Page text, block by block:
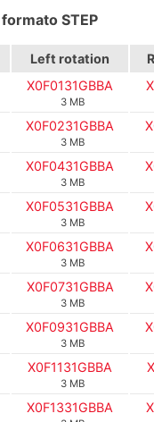
STEP
Left rotation
X0F0131GBBA
3 MB
X0F0231GBBA
3 MB
X0F0431GBBA
3 MB
X0F0531GBBA
3 MB
X0F0631GBBA
3 MB
X0F0731GBBA
3 MB
X0F0931GBBA
3 MB
X0F1131GBBA
3 MB
X0F1331GBBA